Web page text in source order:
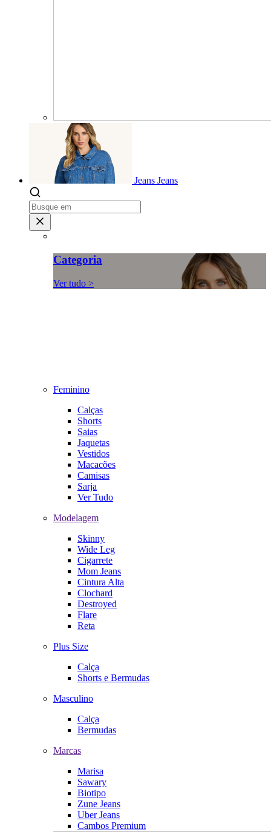
Jeans Jeans
Categoria
Ver tudo >
Feminino
Calças
Shorts
Saias
Jaquetas
Vestidos
Macacões
Camisas
Sarja
Ver Tudo
Modelagem
Skinny
Wide Leg
Cigarrete
Mom Jeans
Cintura Alta
Clochard
Destroyed
Flare
Reta
Plus Size
Calça
Shorts e Bermudas
Masculino
Calça
Bermudas
Marcas
Marisa
Sawary
Biotipo
Zune Jeans
Uber Jeans
Cambos Premium